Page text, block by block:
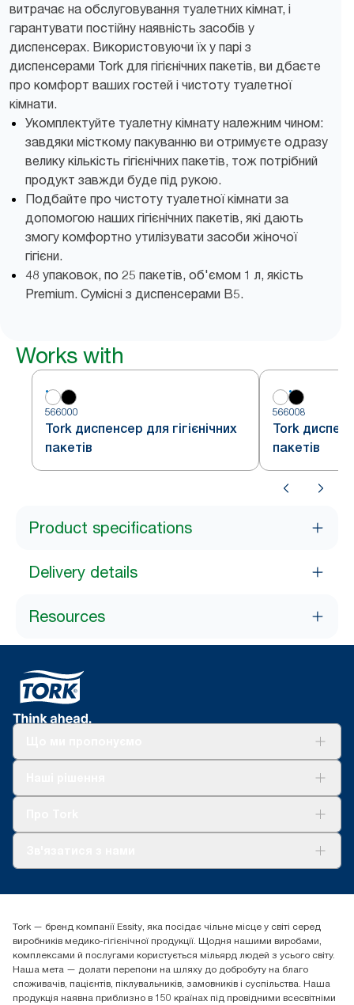
витрачає на обслуговування туалетних кімнат, і
гарантувати постійну наявність засобів у
диспенсерах. Використовуючи їх у парі з
диспенсерами Tork для гігієнічних пакетів, ви дбаєте
про комфорт ваших гостей і чистоту туалетної
кімнати.
Укомплектуйте туалетну кімнату належним чином:
завдяки місткому пакуванню ви отримуєте одразу
велику кількість гігієнічних пакетів, тож потрібний
продукт завжди буде під рукою.
Подбайте про чистоту туалетної кімнати за
допомогою наших гігієнічних пакетів, які дають
змогу комфортно утилізувати засоби жіночої
гігієни.
48 упаковок, по 25 пакетів, об'ємом 1 л, якість
Premium. Сумісні з диспенсерами В5.
Works with
566000
Tork диспенсер для гігієнічних
пакетів
566008
Tork
пакетів
Product specifications
Delivery details
Resources
(+38) 044 490 55 66
Essity Україна
04071 м. Київ, вул. Григорія Сковороди 19,
Тел. +38 044 490 55 66
Tork — бренд компанії Essity, яка посідає чільне місце у світі серед
виробників медико-гігієнічної продукції. Щодня нашими виробами,
комплексами й послугами користується мільярд людей з усього світу.
Наша мета — долати перепони на шляху до добробуту на благо
споживачів, пацієнтів, піклувальників, замовників і суспільства. Наша
продукція наявна приблизно в 150 країнах під провідними всесвітніми